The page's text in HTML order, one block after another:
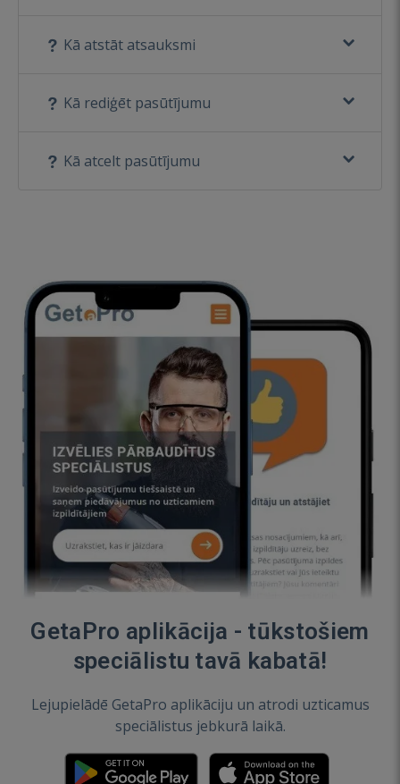
Kā atstāt atsauksmi
Kā rediģēt pasūtījumu
Kā atcelt pasūtījumu
GetaPro aplikācija - tūkstošiem
speciālistu tavā kabatā!
Lejupielādē GetaPro aplikāciju un atrodi uzticamus
speciālistus jebkurā laikā.